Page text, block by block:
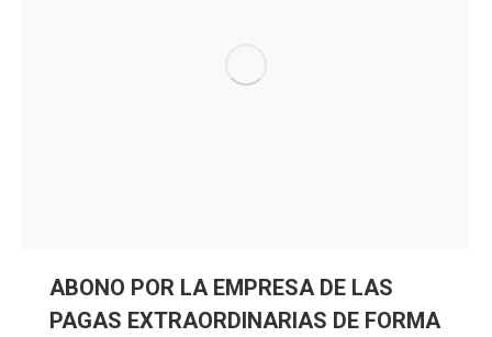
ABONO POR LA EMPRESA DE LAS
PAGAS EXTRAORDINARIAS DE FORMA